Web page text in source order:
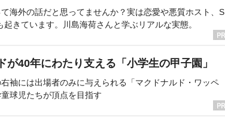
て海外の話だと思ってませんか？実は恋愛や悪質ホスト、S
起きています。川島海荷さんと学ぶリアルな実態。
が40年にわたり支える「小学生の甲子園」
袖には出場者のみに与えられる「マクドナルド・ワッペ
球児たちが頂点を目指す